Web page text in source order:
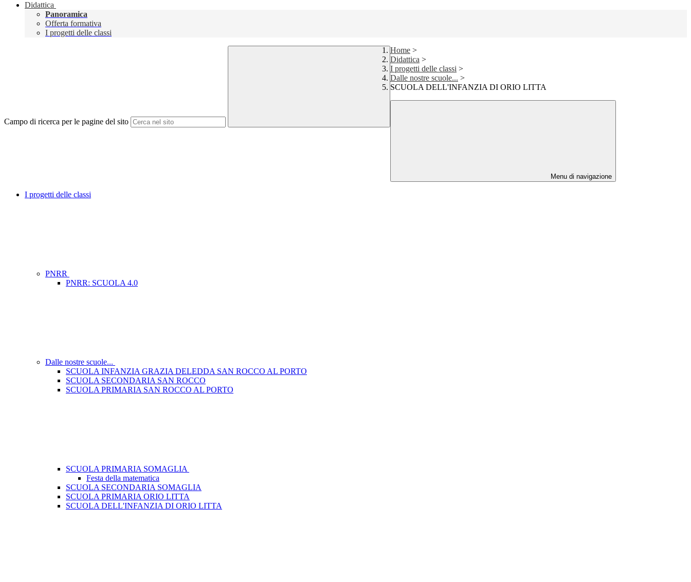
Didattica
Panoramica
Offerta formativa
I progetti delle classi
Campo di ricerca per le pagine del sito
Home >
Didattica >
I progetti delle classi >
Dalle nostre scuole... >
SCUOLA DELL'INFANZIA DI ORIO LITTA
Menu di navigazione
I progetti delle classi
PNRR
PNRR: SCUOLA 4.0
Dalle nostre scuole...
SCUOLA INFANZIA GRAZIA DELEDDA SAN ROCCO AL PORTO
SCUOLA SECONDARIA SAN ROCCO
SCUOLA PRIMARIA SAN ROCCO AL PORTO
SCUOLA PRIMARIA SOMAGLIA
Festa della matematica
SCUOLA SECONDARIA SOMAGLIA
SCUOLA PRIMARIA ORIO LITTA
SCUOLA DELL'INFANZIA DI ORIO LITTA